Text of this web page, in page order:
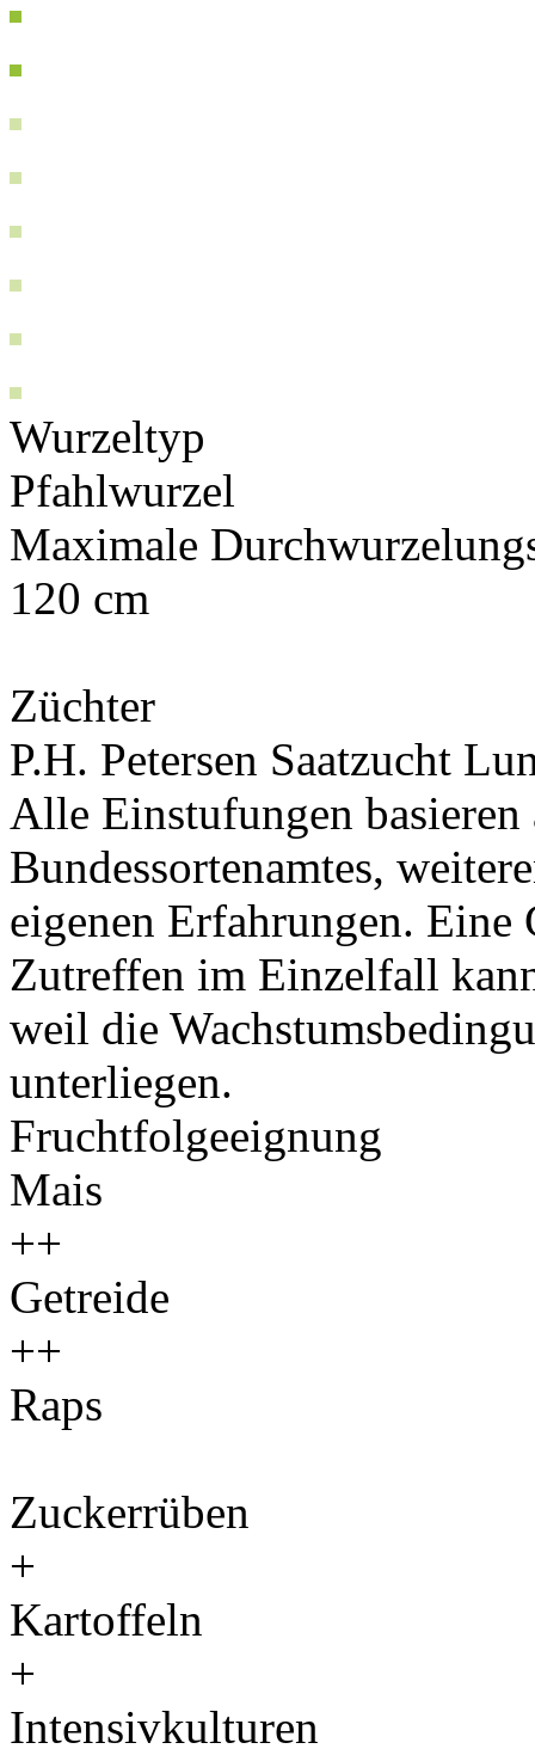
Wurzeltyp
Pfahlwurzel
Maximale
120 cm
Züchter
P.H. Petersen Saatzucht
Alle Einstufungen basieren
Bundessortenamtes,
eigenen Erfahrungen.
Zutreffen im Einzelfall
weil die
unterliegen.
Fruchtfolgeeignung
Mais
++
Getreide
++
Raps
Zuckerrüben
+
Kartoffeln
+
Intensivkulturen